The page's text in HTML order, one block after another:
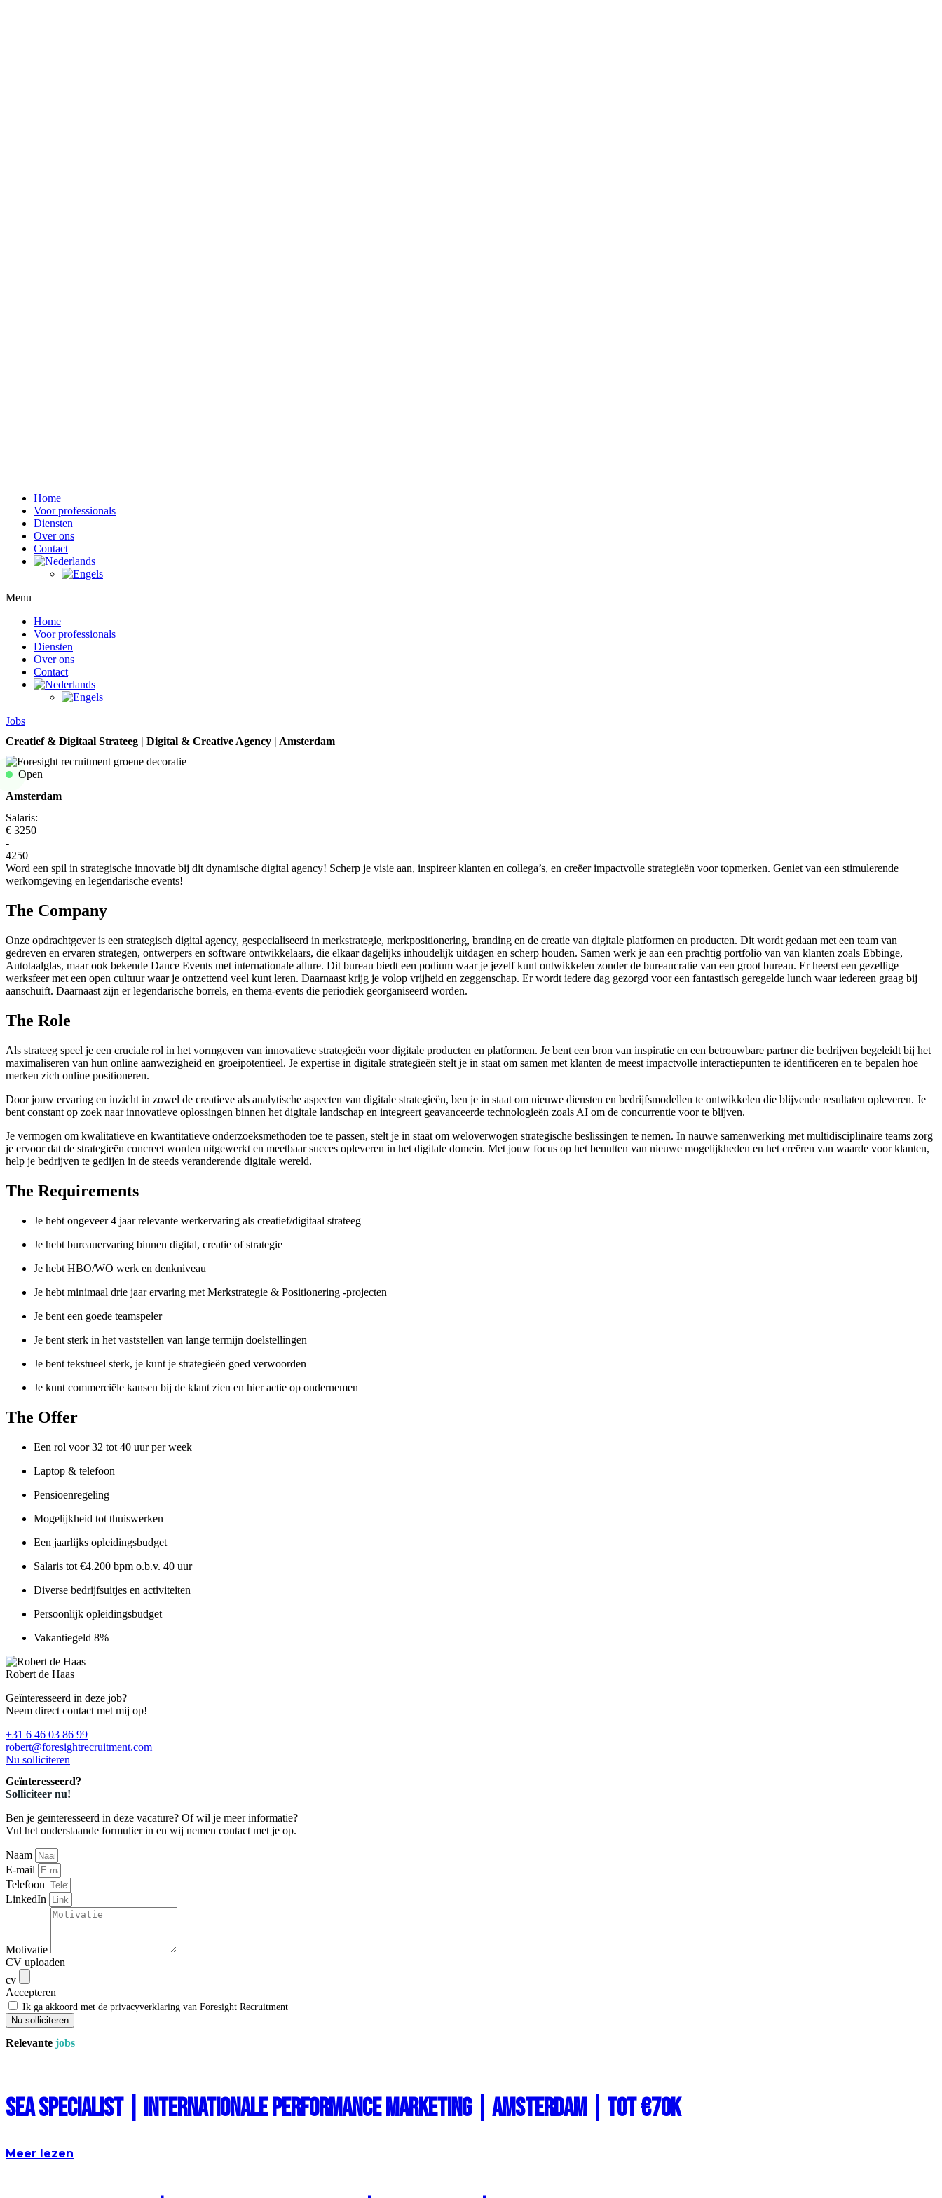
Home
Voor professionals
Diensten
Over ons
Contact
Menu
Home
Voor professionals
Diensten
Over ons
Contact
Jobs
Creatief & Digitaal Strateeg | Digital & Creative Agency | Amsterdam
Open
Amsterdam
Salaris:
€ 3250
-
4250
Word een spil in strategische innovatie bij dit dynamische digital agency! Scherp je visie aan, inspireer klanten en collega’s, en creëer impactvolle strategieën voor topmerken. Geniet van een stimulerende
werkomgeving en legendarische events!
The Company
Onze opdrachtgever is een strategisch digital agency, gespecialiseerd in merkstrategie, merkpositionering, branding en de creatie van digitale platformen en producten. Dit wordt gedaan met een team van
gedreven en ervaren strategen, ontwerpers en software ontwikkelaars, die elkaar dagelijks inhoudelijk uitdagen en scherp houden. Samen werk je aan een prachtig portfolio van van klanten zoals Ebbinge,
Autotaalglas, maar ook bekende Dance Events met internationale allure. Dit bureau biedt een podium waar je jezelf kunt ontwikkelen zonder de bureaucratie van een groot bureau. Er heerst een gezellige
werksfeer met een open cultuur waar je ontzettend veel kunt leren. Daarnaast krijg je volop vrijheid en zeggenschap. Er wordt iedere dag gezorgd voor een fantastisch geregelde lunch waar iedereen graag bij
aanschuift. Daarnaast zijn er legendarische borrels, en thema-events die periodiek georganiseerd worden.
The Role
Als strateeg speel je een cruciale rol in het vormgeven van innovatieve strategieën voor digitale producten en platformen. Je bent een bron van inspiratie en een betrouwbare partner die bedrijven begeleidt bij het
maximaliseren van hun online aanwezigheid en groeipotentieel. Je expertise in digitale strategieën stelt je in staat om samen met klanten de meest impactvolle interactiepunten te identificeren en te bepalen hoe
merken zich online positioneren.
Door jouw ervaring en inzicht in zowel de creatieve als analytische aspecten van digitale strategieën, ben je in staat om nieuwe diensten en bedrijfsmodellen te ontwikkelen die blijvende resultaten opleveren. Je
bent constant op zoek naar innovatieve oplossingen binnen het digitale landschap en integreert geavanceerde technologieën zoals AI om de concurrentie voor te blijven.
Je vermogen om kwalitatieve en kwantitatieve onderzoeksmethoden toe te passen, stelt je in staat om weloverwogen strategische beslissingen te nemen. In nauwe samenwerking met multidisciplinaire teams zorg
je ervoor dat de strategieën concreet worden uitgewerkt en meetbaar succes opleveren in het digitale domein. Met jouw focus op het benutten van nieuwe mogelijkheden en het creëren van waarde voor klanten,
help je bedrijven te gedijen in de steeds veranderende digitale wereld.
The Requirements
​​​​Je hebt ongeveer 4 jaar relevante werkervaring als creatief/digitaal strateeg
Je hebt bureauervaring binnen digital, creatie of strategie
Je hebt HBO/WO werk en denkniveau
Je hebt minimaal drie jaar ervaring met Merkstrategie & Positionering -projecten
Je bent een goede teamspeler
Je bent sterk in het vaststellen van lange termijn doelstellingen
Je bent tekstueel sterk, je kunt je strategieën goed verwoorden
Je kunt commerciële kansen bij de klant zien en hier actie op ondernemen
The Offer
Een rol voor 32 tot 40 uur per week
Laptop & telefoon
Pensioenregeling
Mogelijkheid tot thuiswerken
Een jaarlijks opleidingsbudget
Salaris tot €4.200 bpm o.b.v. 40 uur
Diverse bedrijfsuitjes en activiteiten
Persoonlijk opleidingsbudget
Vakantiegeld 8%
Robert de Haas
Geïnteresseerd in deze job?
Neem direct contact met mij op!
+31 6 46 03 86 99
robert@foresightrecruitment.com
Nu solliciteren
Geïnteresseerd?
Solliciteer nu!
Ben je geïnteresseerd in deze vacature? Of wil je meer informatie?
Vul het onderstaande formulier in en wij nemen contact met je op.
Naam
E-mail
Telefoon
LinkedIn
Motivatie
CV uploaden
cv
Accepteren
Ik ga akkoord met de privacyverklaring van Foresight Recruitment
Nu solliciteren
Relevante jobs
SEA Specialist | Internationale Performance Marketing | Amsterdam | Tot €70k
Meer lezen